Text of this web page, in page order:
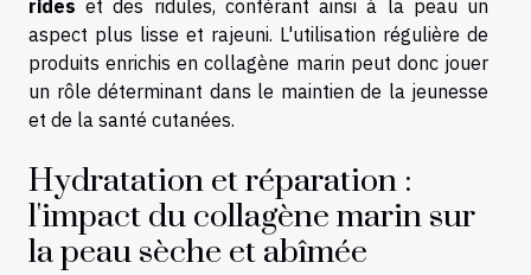
rides et des ridules, conférant ainsi à la peau un
aspect plus lisse et rajeuni. L'utilisation régulière de
produits enrichis en collagène marin peut donc jouer
un rôle déterminant dans le maintien de la jeunesse
et de la santé cutanées.
Hydratation et réparation :
l'impact du collagène marin sur
la peau sèche et abîmée